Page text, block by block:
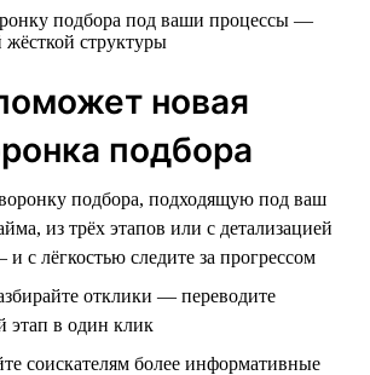
новая
подбора
подбора, подходящую под ваш
из трёх этапов или с детализацией
с лёгкостью следите за прогрессом
отклики — переводите
этап в один клик
соискателям более информативные